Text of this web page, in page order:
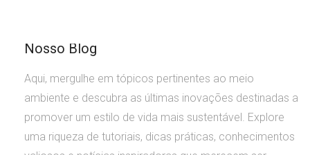
Nosso Blog
Aqui, mergulhe em tópicos pertinentes ao meio
ambiente e descubra as últimas inovações destinadas a
promover um estilo de vida mais sustentável. Explore
uma riqueza de tutoriais, dicas práticas, conhecimentos